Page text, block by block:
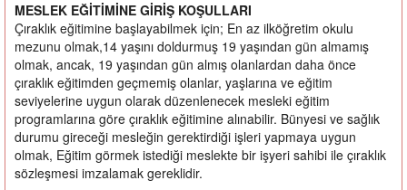
MESLEK EĞİTİMİNE GİRİŞ KOŞULLARI
Çıraklık eğitimine başlayabilmek için; En az ilköğretim okulu
mezunu olmak,14 yaşını doldurmuş 19 yaşından gün almamış
olmak, ancak, 19 yaşından gün almış olanlardan daha önce
çıraklık eğitimden geçmemiş olanlar, yaşlarına ve eğitim
seviyelerine uygun olarak düzenlenecek mesleki eğitim
programlarına göre çıraklık eğitimine alınabilir. Bünyesi ve sağlık
durumu gireceği mesleğin gerektirdiği işleri yapmaya uygun
olmak, Eğitim görmek istediği meslekte bir işyeri sahibi ile çıraklık
sözleşmesi imzalamak gereklidir.